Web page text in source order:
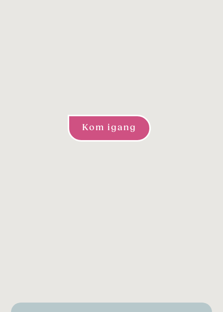
Kom igang